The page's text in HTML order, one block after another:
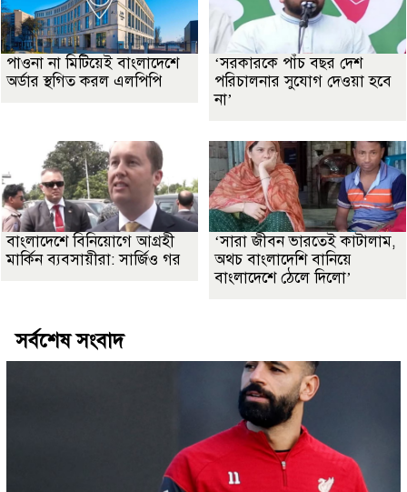
পাওনা না মিটিয়েই বাংলাদেশে
অর্ডার স্থগিত করল এলপিপি
‘সরকারকে পাঁচ বছর দেশ
পরিচালনার সুযোগ দেওয়া হবে
না’
বাংলাদেশে বিনিয়োগে আগ্রহী
মার্কিন ব্যবসায়ীরা: সার্জিও গর
‘সারা জীবন ভারতেই কাটালাম,
অথচ বাংলাদেশি বানিয়ে
বাংলাদেশে ঠেলে দিলো’
সর্বশেষ সংবাদ